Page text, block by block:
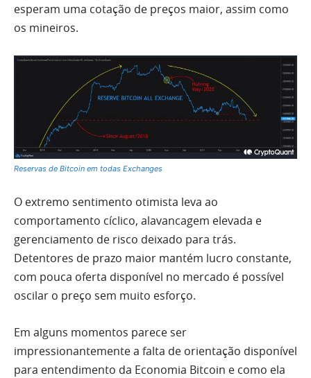
esperam uma cotação de preços maior, assim como
os mineiros.
Reservas de Bitcoin em todas Exchanges
O extremo sentimento otimista leva ao
comportamento cíclico, alavancagem elevada e
gerenciamento de risco deixado para trás.
Detentores de prazo maior mantém lucro constante,
com pouca oferta disponível no mercado é possível
oscilar o preço sem muito esforço.
Em alguns momentos parece ser
impressionantemente a falta de orientação disponível
para entendimento da Economia Bitcoin e como ela